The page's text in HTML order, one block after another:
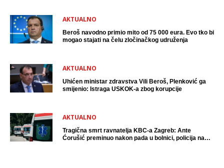
AKTUALNO
Beroš navodno primio mito od 75 000 eura. Evo tko bi
mogao stajati na čelu zločinačkog udruženja
AKTUALNO
Uhićen ministar zdravstva Vili Beroš, Plenković ga
smijenio: Istraga USKOK-a zbog korupcije
AKTUALNO
Tragična smrt ravnatelja KBC-a Zagreb: Ante
Ćorušić preminuo nakon pada u bolnici, policija na